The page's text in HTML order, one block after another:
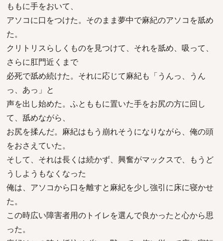
ももに手をおいて、
アソコに口をつけた。そのまま夢中で麻紀のアソコを舐め
た。
クリトリスらしくものを見つけて、それを舐め、吸って、
さらに肛門近くまで
必死で舐め続けた。それに応じて麻紀も「うんっ、うん
っ、あっ」と
声を出し始めた。ふとももに置いた手をお尻の方に回し
て、舐めながら、
お尻を揉んだ。麻紀はもう崩れそうになりながら、俺の頭
をおさえていた。
そして、それは長くは続かず、興奮がマックスで、もうど
うしようもなくなった
俺は、アソコから口を離すと麻紀を少し強引に床に寝かせ
た。
この時広い障害者用のトイレを選んで良かったと心から思
った。